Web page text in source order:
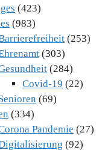
(423)
(983)
(253)
(303)
(284)
Covid-19 (22)
(69)
(334)
Pandemie (27)
(92)